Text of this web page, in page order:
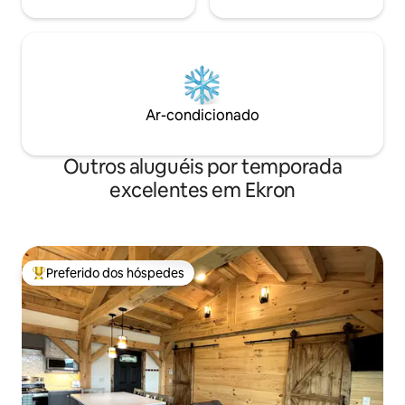
Ar-condicionado
Outros aluguéis por temporada
excelentes em Ekron
Entre os melhores preferidos dos hóspedes
Preferido dos hóspedes